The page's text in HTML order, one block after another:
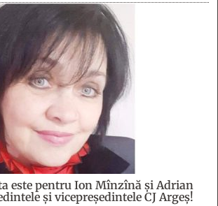
este pentru Ion Mînzînă şi Adrian
şi vicepreşedintele CJ Argeş!